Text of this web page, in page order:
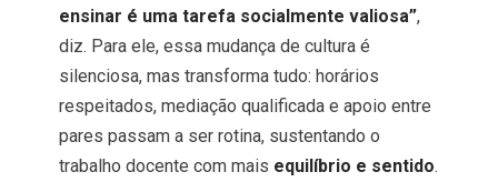
ensinar é uma tarefa socialmente valiosa”,
diz. Para ele, essa mudança de cultura é
silenciosa, mas transforma tudo: horários
respeitados, mediação qualificada e apoio entre
pares passam a ser rotina, sustentando o
trabalho docente com mais equilíbrio e sentido.